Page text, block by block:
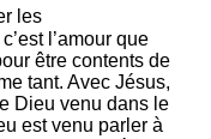
les
l’amour que
être contents de
tant. Avec Jésus,
Dieu venu dans le
est venu parler à